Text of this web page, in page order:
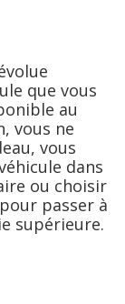
que vous
au
vous ne
vous
dans
ou choisir
passer à
supérieure.